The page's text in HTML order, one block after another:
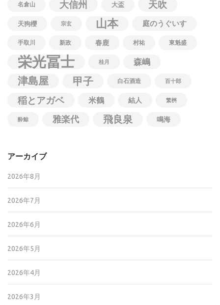
名倉山 大信州 大盃 天吹
天狗櫻 宗玄 山本 庭のうぐいす
手取川 新政 春鹿 村祐 東魁盛
栄光冨士 桂月 森嶋
津島屋 甲子 白石酒造 百十郎
稲とアガベ 米鶴 結人 繁桝
酔鯨 雅楽代 飛良泉 鳴海
アーカイブ
2026年8月
2026年7月
2026年6月
2026年5月
2026年4月
2026年3月